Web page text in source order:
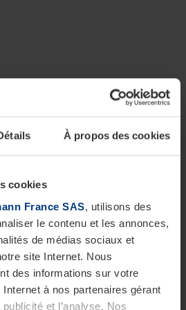
À propos des cookies
cookies
France SAS, utilisons des
le contenu et les annonces,
de médias sociaux et
site Internet. Nous
des informations sur votre
à nos partenaires gérant
et l’analyse. Nos